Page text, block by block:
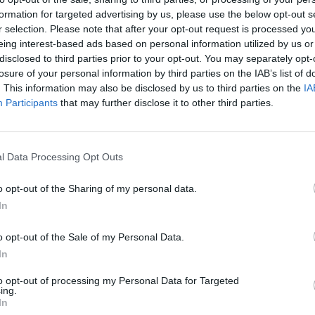
for targeted advertising by us, please use the below opt-out
selection. Please note that after your opt-out request is processed
interest-based ads based on personal information utilized by us
to third parties prior to your opt-out. You may separately
of your personal information by third parties on the IAB’s list of
This information may also be disclosed by us to third parties on the
Participants that may further disclose it to other third parties.
Data Processing Opt Outs
opt-out of the Sharing of my personal data.
opt-out of the Sale of my Personal Data.
opt-out of processing my Personal Data for Targeted
ότι μιλώντας στην κοπέλα της είπε να περιμένει
και θα επέστρεφε για να της κάνει δήλωση.
που της είπα είναι: ‘’παιδί μου περίμενε , γιατί πάω
3 – 4 λεπτά πέθανε. Περίμενε τον Χριστούλη. Της είπα:
δίπλα είναι ‘’και έρχομαι να σου κάνω μία βεβαίωση ότι
newsit.gr ο κληρικός.
πίσω, η κοπέλα είχε φύγει και επειδή ο πατέρας
δύο αστυνομικούς.
‘’
το ταγάρι με το σώμα και το αίμα του Χριστού
επεισόδιο με τους αστυνομικούς και δεν δίστασε να